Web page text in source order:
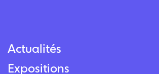
Actualités
Expositions